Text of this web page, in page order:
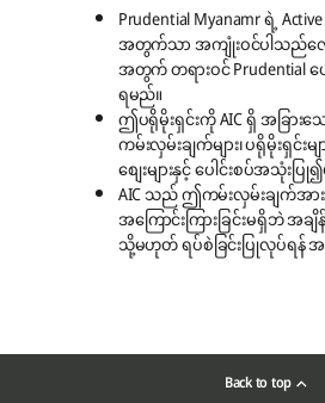
Prudential Myanamr ရဲ့ Active
အတွက်သာ အကျုံးဝင်ပါသည်လျှ
အတွက် တရားဝင် Prudential
ရမည်။
ဤပရိုမိုးရှင်းကို AIC ရှိ အခြား
ကမ်းလှမ်းချက်များ၊ ပရိုမိုးရှင်
စျေးများနှင့် ပေါင်းစပ်အသုံးပြု
AIC သည် ဤကမ်းလှမ်းချက်အာ
အကြောင်းကြားခြင်းမရှိဘဲ အချိ
သို့မဟုတ် ရပ်စဲခြင်းပြုလုပ်ရန်
Back to top